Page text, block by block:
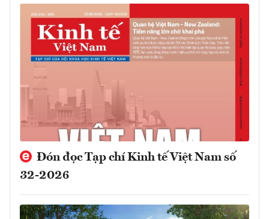
Đón đọc Tạp chí Kinh tế Việt Nam số
32-2026